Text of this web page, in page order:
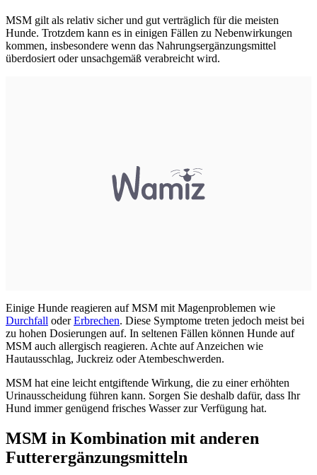
MSM gilt als relativ sicher und gut verträglich für die meisten
Hunde. Trotzdem kann es in einigen Fällen zu Nebenwirkungen
kommen, insbesondere wenn das Nahrungsergänzungsmittel
überdosiert oder unsachgemäß verabreicht wird.
Einige Hunde reagieren auf MSM mit Magenproblemen wie
Durchfall oderErbrechen. Diese Symptome treten jedoch meist bei
zu hohen Dosierungen auf. In seltenen Fällen können Hunde auf
MSM auch allergisch reagieren. Achte auf Anzeichen wie
Hautausschlag, Juckreiz oder Atembeschwerden.
MSM hat eine leicht entgiftende Wirkung, die zu einer erhöhten
Urinausscheidung führen kann. Sorgen Sie deshalb dafür, dass Ihr
Hund immer genügend frisches Wasser zur Verfügung hat.
MSM in Kombination mit anderen
Futterergänzungsmitteln